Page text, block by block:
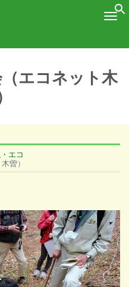
エコネット木
エコ
曽）